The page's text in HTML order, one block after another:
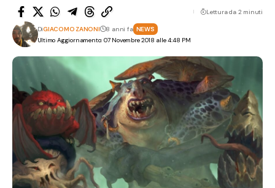
Ultimo Aggiornamento: 07 Novembre 2018 alle 4:48 PM
DiGIACOMO ZANONI 8 anni fa NEWS
Lettura da 2 minuti